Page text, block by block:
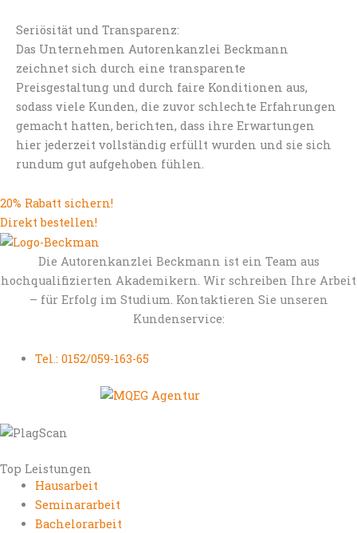
Seriösität und Transparenz:
Das Unternehmen Autorenkanzlei Beckmann
zeichnet sich durch eine transparente
Preisgestaltung und durch faire Konditionen aus,
sodass viele Kunden, die zuvor schlechte Erfahrungen
gemacht hatten, berichten, dass ihre Erwartungen
hier jederzeit vollständig erfüllt wurden und sie sich
rundum gut aufgehoben fühlen.
20% Rabatt sichern!
Direkt bestellen!
Die Autorenkanzlei Beckmann ist ein Team aus
hochqualifizierten Akademikern. Wir schreiben Ihre Arbeit
– für Erfolg im Studium. Kontaktieren Sie unseren
Kundenservice:
Tel.: 0152/059-163-65
Top Leistungen
Hausarbeit
Seminararbeit
Bachelorarbeit